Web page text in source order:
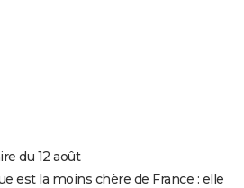
du 12 août
est la moins chère de France : elle